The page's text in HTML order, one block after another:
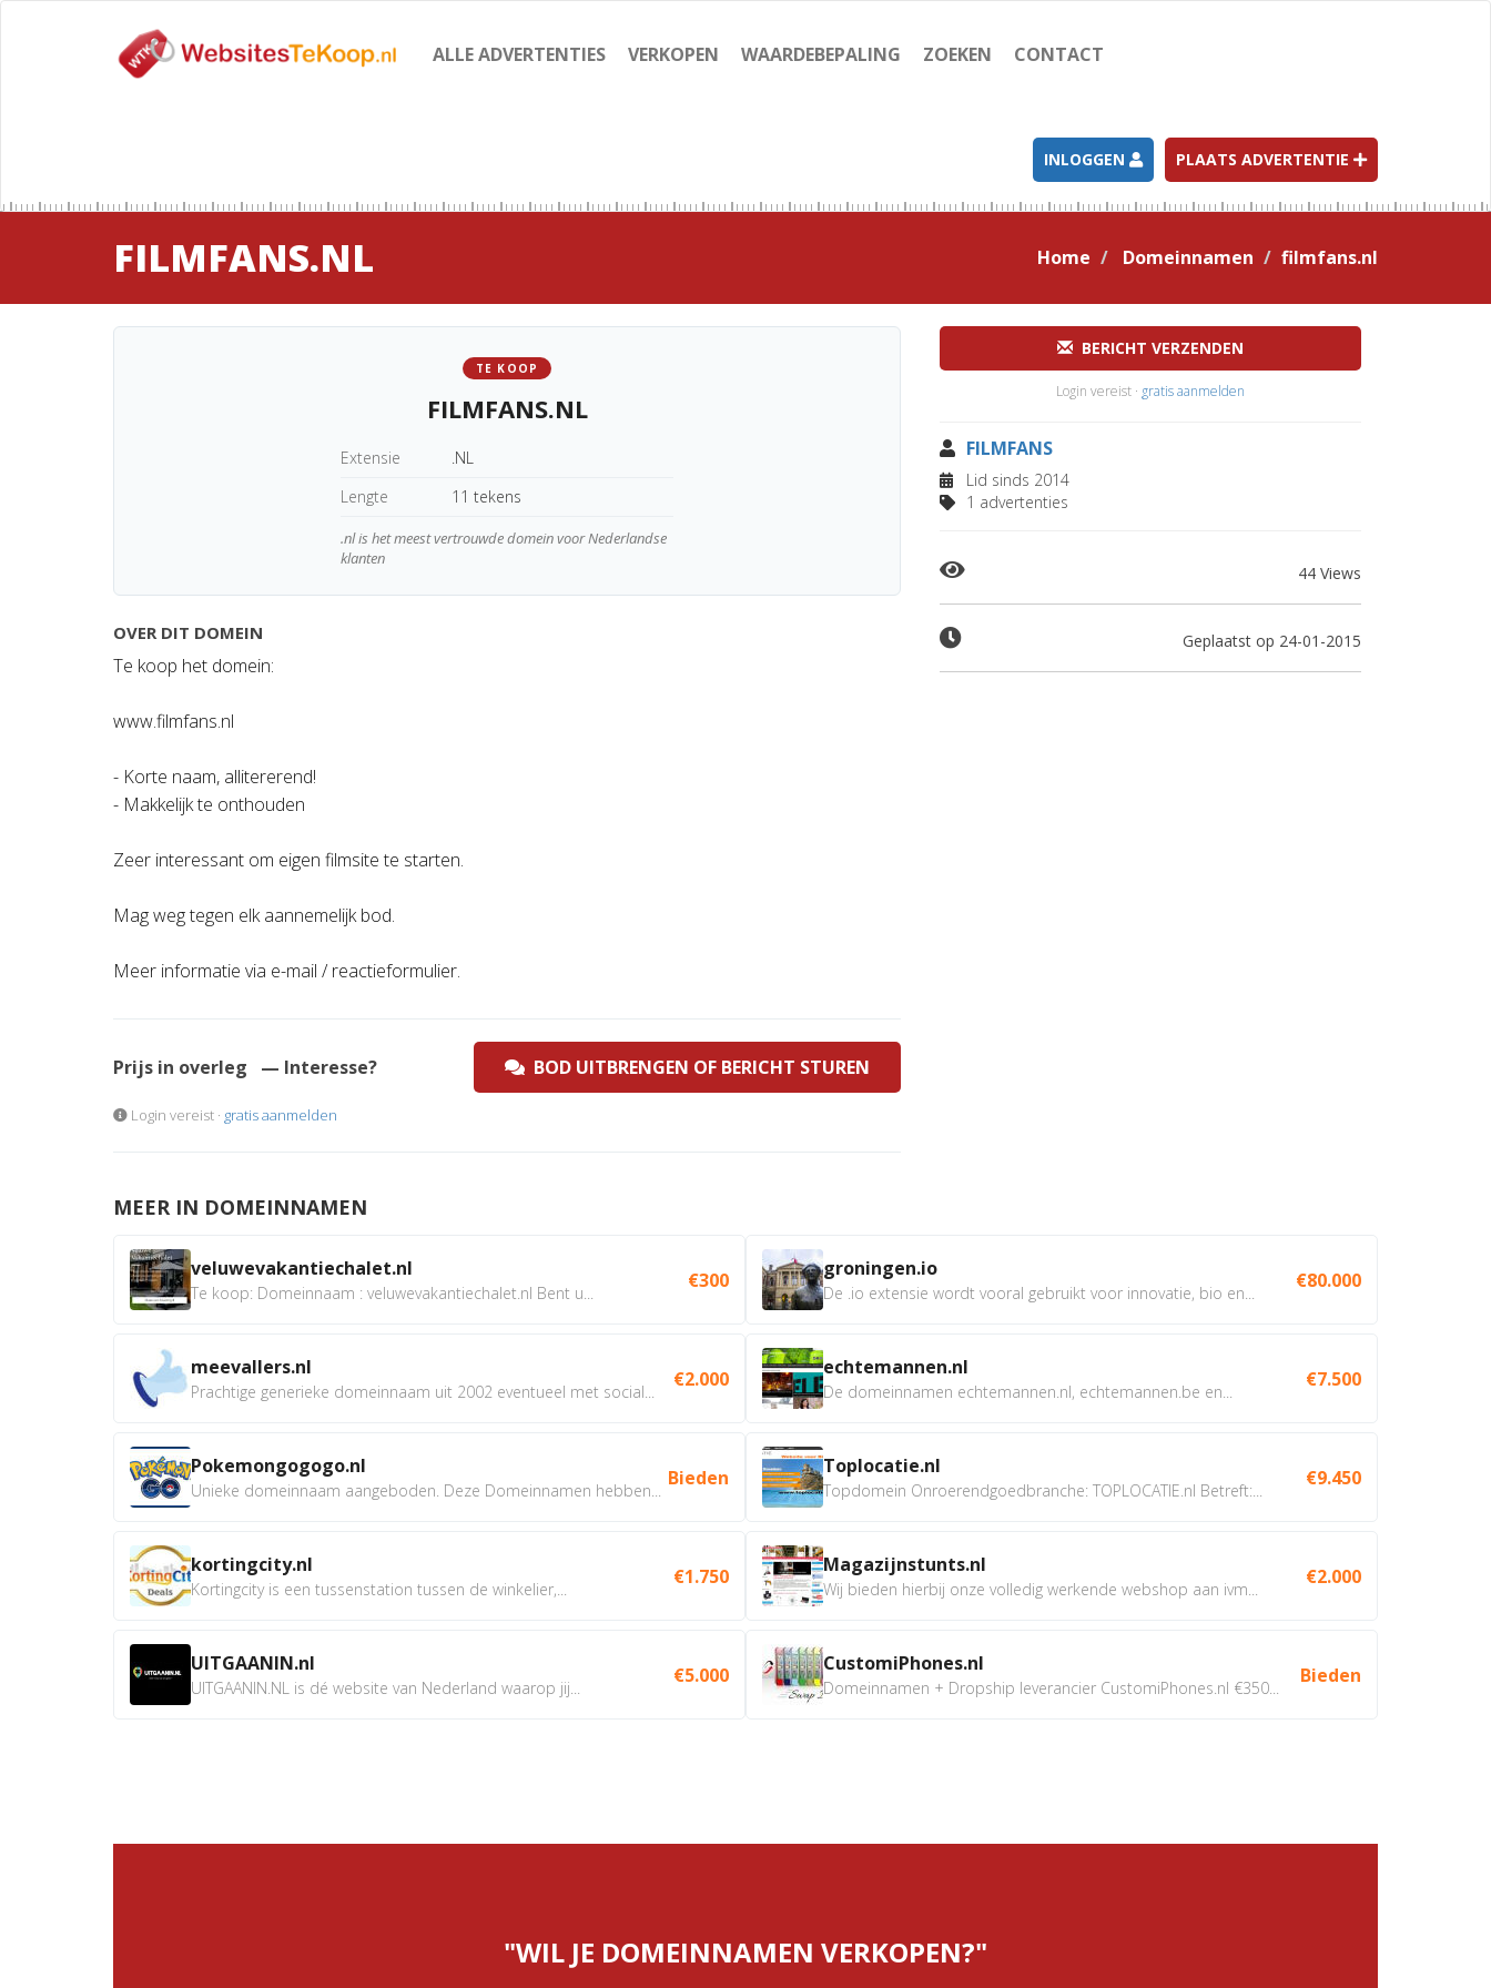
ALLE ADVERTENTIES VERKOPEN WAARDEBEPALING ZOEKEN CONTACT
INLOGGEN PLAATS ADVERTENTIE
FILMFANS.NL Home Domeinnamen filmfans.nl
TE KOOP
FILMFANS.NL
Extensie
.NL
Lengte
11 tekens
.nl is het meest vertrouwde domein voor Nederlandse
klanten
OVER DIT DOMEIN
Te koop het domein:
www.filmfans.nl
- Korte naam, allitererend!
- Makkelijk te onthouden
Zeer interessant om eigen filmsite te starten.
Mag weg tegen elk aannemelijk bod.
Meer informatie via e-mail / reactieformulier.
Prijs in overleg — Interesse? BOD UITBRENGEN OF BERICHT STUREN
Login vereist · gratis aanmelden
BERICHT VERZENDEN
Login vereist · gratis aanmelden
FILMFANS
Lid sinds 2014
1 advertenties
44 Views
Geplaatst op 24-01-2015
MEER IN DOMEINNAMEN
veluwevakantiechalet.nl
Te koop: Domeinnaam : veluwevakantiechalet.nl Bent u...
€300
meevallers.nl
Prachtige generieke domeinnaam uit 2002 eventueel met social...
€2.000
Pokemongogogo.nl
Unieke domeinnaam aangeboden. Deze Domeinnamen hebben...
Bieden
kortingcity.nl
Kortingcity is een tussenstation tussen de winkelier,...
€1.750
UITGAANIN.nl
UITGAANIN.NL is dé website van Nederland waarop jij...
€5.000
groningen.io
De .io extensie wordt vooral gebruikt voor innovatie, bio en...
€80.000
echtemannen.nl
De domeinnamen echtemannen.nl, echtemannen.be en...
€7.500
Toplocatie.nl
Topdomein Onroerendgoedbranche: TOPLOCATIE.nl Betreft:...
€9.450
Magazijnstunts.nl
Wij bieden hierbij onze volledig werkende webshop aan ivm...
€2.000
CustomiPhones.nl
Domeinnamen + Dropship leverancier CustomiPhones.nl €350...
Bieden
"WIL JE DOMEINNAMEN VERKOPEN?"